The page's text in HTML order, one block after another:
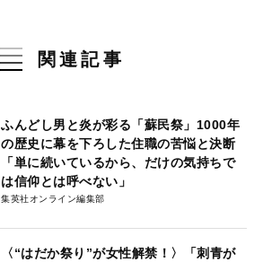
関連記事
ふんどし男と炎が彩る「蘇民祭」1000年
の歴史に幕を下ろした住職の苦悩と決断
「単に続いているから、だけの気持ちで
は信仰とは呼べない」
集英社オンライン編集部
〈“はだか祭り”が女性解禁！〉「刺青が